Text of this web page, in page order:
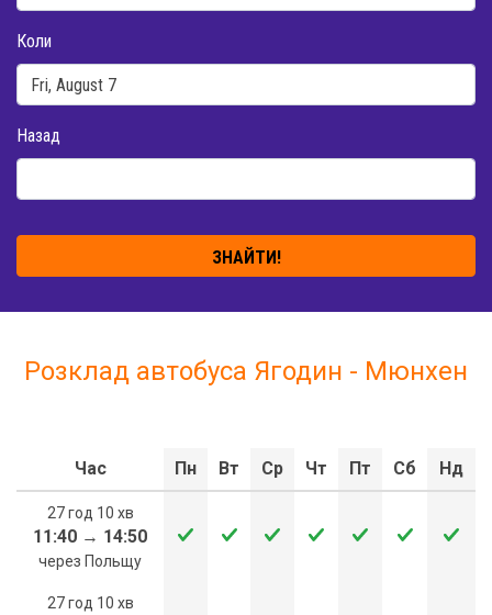
Коли
Назад
ЗНАЙТИ!
Розклад автобуса Ягодин - Мюнхен
Час Пн Вт Ср Чт Пт Сб Нд
27 год 10 хв
11:40 → 14:50
через Польщу
27 год 10 хв